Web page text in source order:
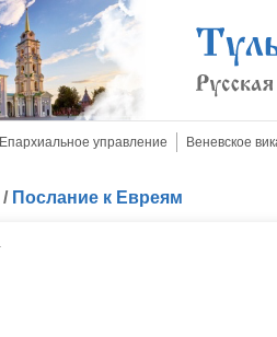
Епархиальное управление Веневское
/ Послание к Евреям